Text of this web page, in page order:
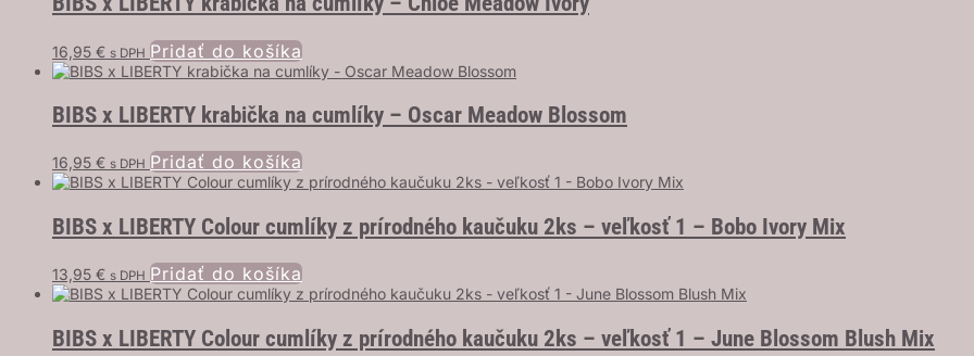
16,95 € s DPH Pridať do košíka
BIBS x LIBERTY krabička na cumlíky – Oscar Meadow Blossom
16,95 € s DPH Pridať do košíka
BIBS x LIBERTY Colour cumlíky z prírodného kaučuku 2ks – veľkosť 1 – Bobo Ivory Mix
13,95 € s DPH Pridať do košíka
BIBS x LIBERTY Colour cumlíky z prírodného kaučuku 2ks – veľkosť 1 – June Blossom Blush Mix